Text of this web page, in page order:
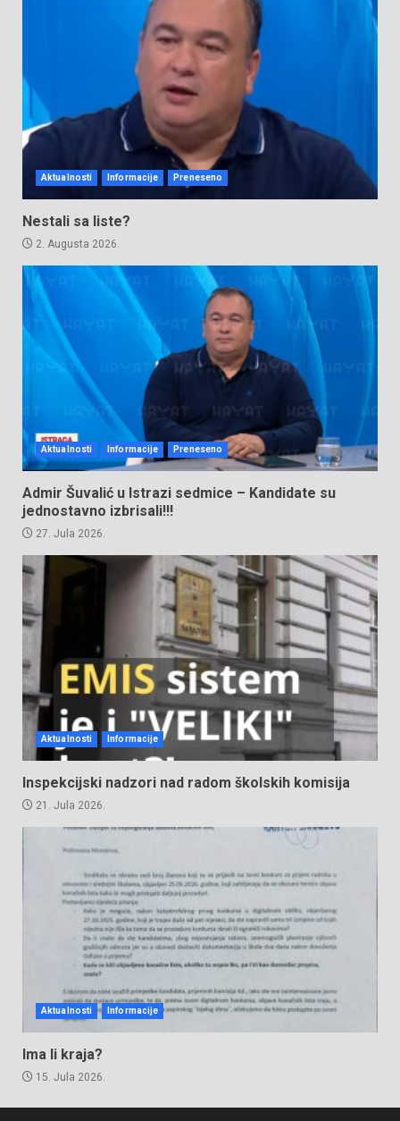
Aktualnosti Informacije Preneseno
Nestali sa liste?
2. Augusta 2026.
Aktualnosti Informacije Preneseno
Admir Šuvalić u Istrazi sedmice – Kandidate su
jednostavno izbrisali!!!
27. Jula 2026.
Aktualnosti Informacije
Inspekcijski nadzori nad radom školskih komisija
21. Jula 2026.
Aktualnosti Informacije
Ima li kraja?
15. Jula 2026.